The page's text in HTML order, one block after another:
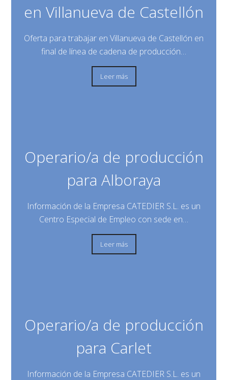
en Villanueva de Castellón
Oferta para trabajar en Villanueva de Castellón en
final de línea de cadena de producción…
Leer más
Operario/a de producción
para Alboraya
Información de la Empresa CATEDIER S.L. es un
Centro Especial de Empleo con sede en…
Leer más
Operario/a de producción
para Carlet
Información de la Empresa CATEDIER S.L. es un